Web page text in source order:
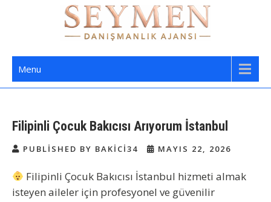
Seymen Danışmanlık | Yatılı Bakıcı,
Dadı,
Menu
Filipinli Çocuk Bakıcısı Arıyorum İstanbul
PUBLISHED BY BAKICI34 MAYIS 22, 2026
Filipinli Çocuk Bakıcısı İstanbul hizmeti almak
isteyen aileler için profesyonel ve güvenilir